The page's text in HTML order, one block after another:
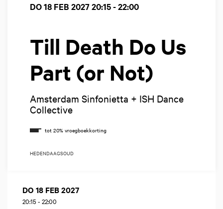
Till Death Do Us
Part (or Not)
Amsterdam Sinfonietta + ISH Dance
Collective
DO 18 FEB 202720:15 - 22:00
HEDENDAAGSOUD
DO 18 FEB 2027
20:15 - 22:00